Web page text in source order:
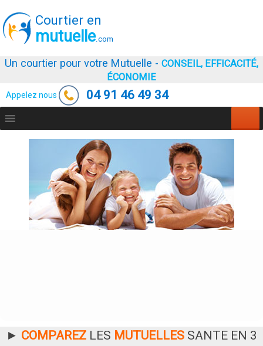
Courtier en
mutuelle.com
Un courtier pour votre Mutuelle - CONSEIL, EFFICACITÉ,
ÉCONOMIE
Appelez nous 04 91 46 49 34
au
► COMPAREZ LES MUTUELLES SANTE EN 3